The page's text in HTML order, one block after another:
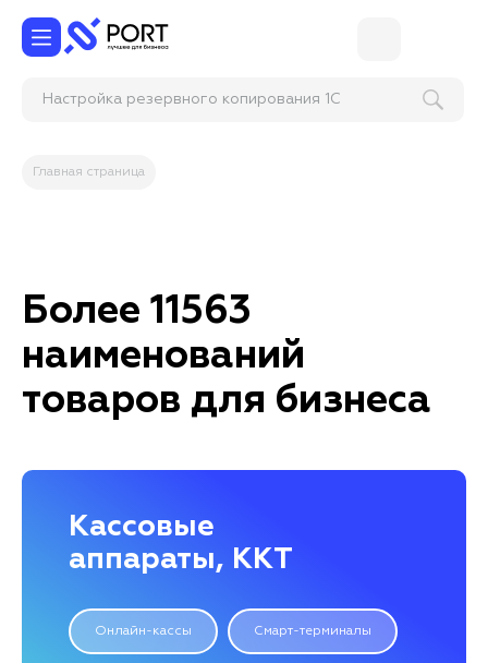
Настройка резервн
Главная страница
Более 11563
наименований
товаров для бизнеса
Кассовые
аппараты, ККТ
Онлайн-кассы Смарт-терминалы